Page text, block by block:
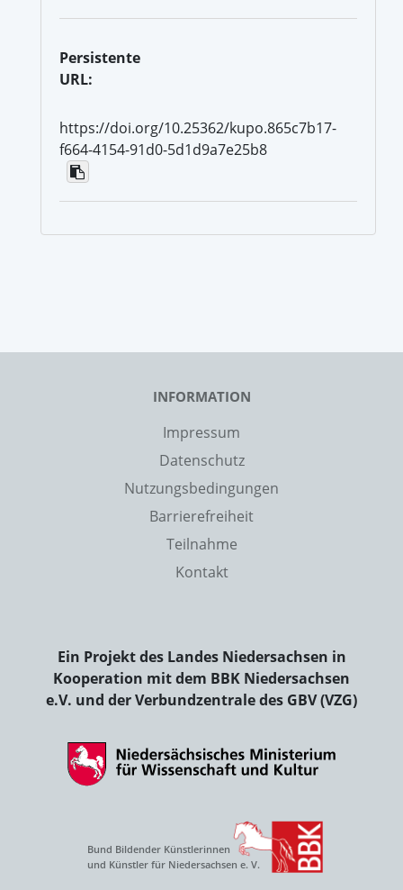
Persistente
URL:
https://doi.org/10.25362/kupo.865c7b17-
f664-4154-91d0-5d1d9a7e25b8
INFORMATION
Impressum
Datenschutz
Nutzungsbedingungen
Barrierefreiheit
Teilnahme
Kontakt
Ein Projekt des Landes Niedersachsen in
Kooperation mit dem BBK Niedersachsen
e.V. und der Verbundzentrale des GBV (VZG)
Bund Bildender Künstlerinnen
und Künstler für Niedersachsen e. V.